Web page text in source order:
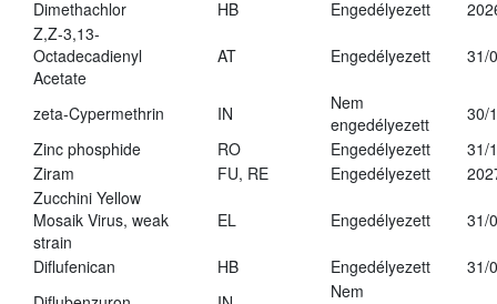
Dimethachlor
HB Engedélyezett
Z,Z-3,13-
Octadecadienyl
Acetate
AT Engedélyezett 31/
zeta-Cypermethrin IN
Nem
engedélyezett
30/
Zinc phosphide
RO Engedélyezett
31/
Ziram
FU, RE Engedélyezett
Zucchini Yellow
Mosaik Virus, weak
strain
EL Engedélyezett 31/
Diflufenican HB Engedélyezett
31/
Nem